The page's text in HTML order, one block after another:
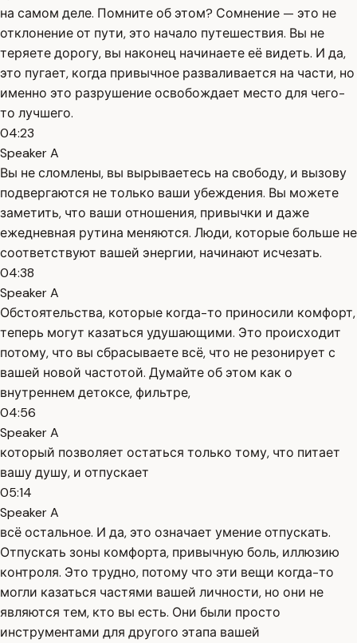
на самом деле. Помните об этом? Сомнение — это не
отклонение от пути, это начало путешествия. Вы не
теряете дорогу, вы наконец начинаете её видеть. И да,
это пугает, когда привычное разваливается на части, но
именно это разрушение освобождает место для чего-
то лучшего.
04:23
Speaker A
Вы не сломлены, вы вырываетесь на свободу, и вызову
подвергаются не только ваши убеждения. Вы можете
заметить, что ваши отношения, привычки и даже
ежедневная рутина меняются. Люди, которые больше не
соответствуют вашей энергии, начинают исчезать.
04:38
Speaker A
Обстоятельства, которые когда-то приносили комфорт,
теперь могут казаться удушающими. Это происходит
потому, что вы сбрасываете всё, что не резонирует с
вашей новой частотой. Думайте об этом как о
внутреннем детоксе, фильтре,
04:56
Speaker A
который позволяет остаться только тому, что питает
вашу душу, и отпускает
05:14
Speaker A
всё остальное. И да, это означает умение отпускать.
Отпускать зоны комфорта, привычную боль, иллюзию
контроля. Это трудно, потому что эти вещи когда-то
могли казаться частями вашей личности, но они не
являются тем, кто вы есть. Они были просто
инструментами для другого этапа вашей